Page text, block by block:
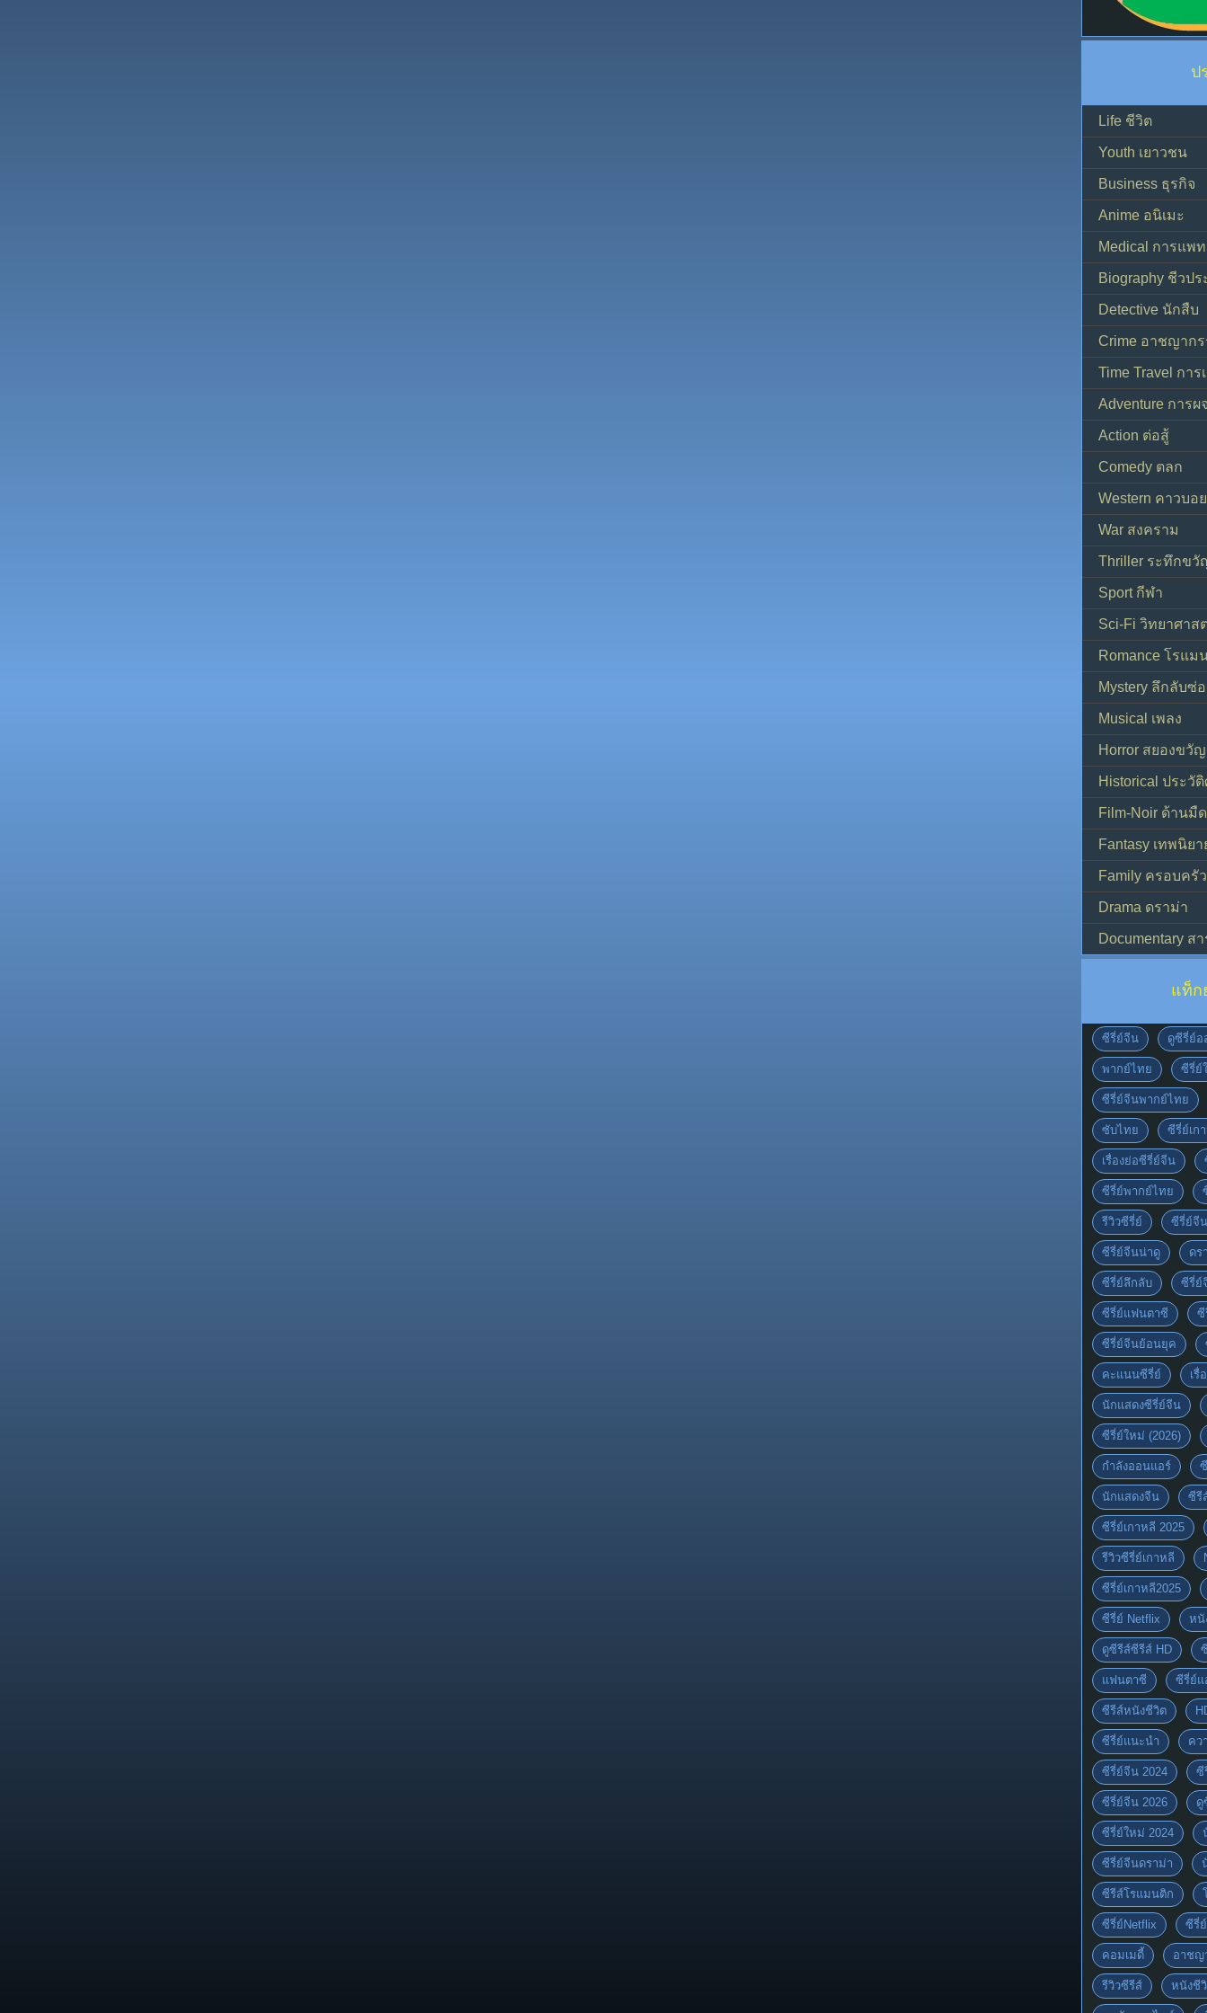
ป
Life ชีวิต
Youth เยาวชน
Business ธุรกิจ
Anime อนิเมะ
Medical การแพ
Biography ชีวปร
Detective นักสืบ
Crime อาชญาก
Time Travel กา
Adventure การ
Action ต่อสู้
Comedy ตลก
Western คาวบอ
War สงคราม
Thriller ระทึกขวั
Sport กีฬา
Sci-Fi วิทยาศาส
Romance โรแม
Mystery ลึกลับซ่
Musical เพลง
Horror สยองขวัญ
Historical ประวั
Film-Noir ด้านมื
Fantasy เทพนิยา
Family ครอบครัว
Drama ดราม่า
Documentary ส
แท็ก
ซีรี่ย์จีน ดูซีรี่ย์อ
พากย์ไทย ซีรี่ย์
ซีรี่ย์จีนพากย์ไทย
ซับไทย ซีรี่ย์เก
เรื่องย่อซีรี่ย์จีน
ซีรี่ย์พากย์ไทย
รีวิวซีรี่ย์ ซีรี่ย์จี
ซีรี่ย์จีนน่าดู ดร
ซีรี่ย์ลึกลับ ซีรี่ย์
ซีรี่ย์แฟนตาซี ซี
ซีรี่ย์จีนย้อนยุค
คะแนนซีรี่ย์ เรื่
นักแสดงซีรี่ย์จีน
ซีรี่ย์ใหม่ (2026)
กำลังออนแอร์
นักแสดงจีน ซีรี
ซีรี่ย์เกาหลี 2025
รีวิวซีรี่ย์เกาหลี
ซีรี่ย์เกาหลี2025
ซีรี่ย์ Netflix หนั
ดูซีรีส์ซีรีส์ HD
แฟนตาซี ซีรี่ย์
ซีรีส์หนังชีวิต
ซีรี่ย์แนะนำ คว
ซีรี่ย์จีน 2024 ซี
ซีรี่ย์จีน 2026 ดู
ซีรี่ย์ใหม่ 2024
ซีรี่ย์จีนดราม่า
ซีรีส์โรแมนติก
ซีรี่ย์Netflix ซีรี่
คอมเมดี้ อาชญ
รีวิวซีรีส์ หนังชี